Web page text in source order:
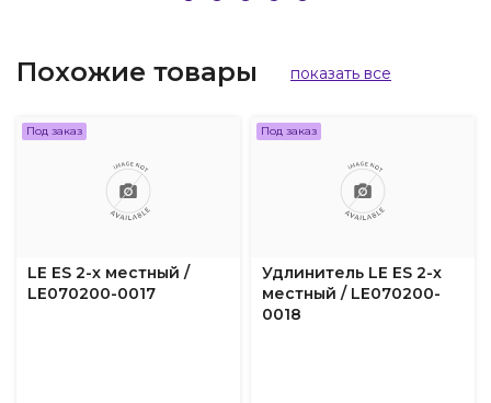
Похожие товары показать все
Под заказ
LE ES 2-х местный /
LE070200-0017
Под заказ
Удлинитель LE ES 2-х
местный / LE070200-
0018